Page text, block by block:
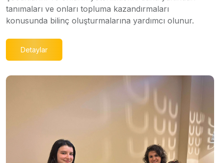
tanımaları ve onları topluma kazandırmaları
konusunda bilinç oluşturmalarına yardımcı olunur.
Detaylar